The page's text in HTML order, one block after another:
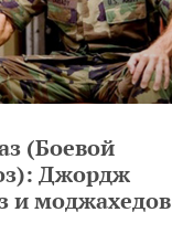
(Боевой
Джордж
и моджахедов